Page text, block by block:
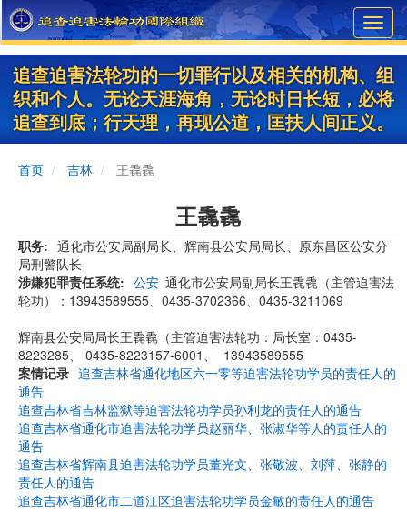
Skip
to
main
content
追查迫害法轮功的一切罪行以及相关的机构、组
织和个人。无论天涯海角，无论时日长短，必将
追查到底；行天理，再现公道，匡扶人间正义。
首页 吉林 王毳毳
王毳毳
职务
通化市公安局副局长、辉南县公安局局长、原东昌区公安分
局刑警队长
涉嫌犯罪责任系统
公安 通化市公安局副局长王毳毳（主管迫害法
轮功）：13943589555、0435-3702366、0435-3211069
辉南县公安局局长王毳毳（主管迫害法轮功：局长室：0435-
8223285、 0435-8223157-6001、 13943589555
案情记录 追查吉林省通化地区六一零等迫害法轮功学员的责任人的
通告
追查吉林省吉林监狱等迫害法轮功学员孙利龙的责任人的通告
追查吉林省通化市迫害法轮功学员赵丽华、张淑华等人的责任人的
通告
追查吉林省辉南县迫害法轮功学员董光文、张敬波、刘萍、张静的
责任人的通告
追查吉林省通化市二道江区迫害法轮功学员金敏的责任人的通告